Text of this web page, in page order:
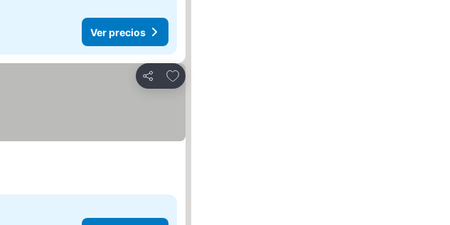
Ver precios
Compartir
Añadir a favoritos